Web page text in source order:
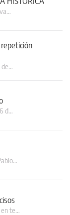
de…
d…
en te…